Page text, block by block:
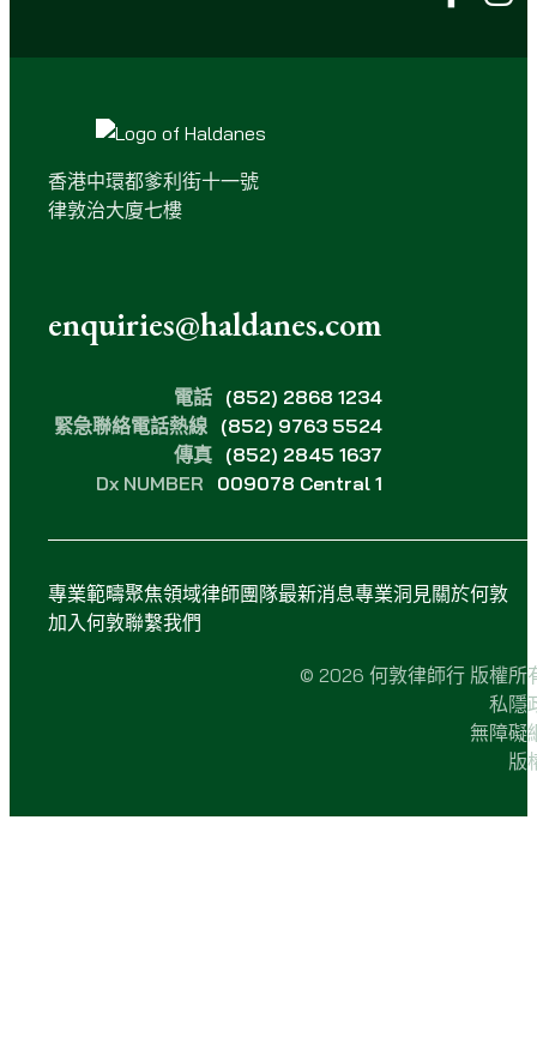
香港中環都爹利街十一號
律敦治大廈七樓
enquiries@haldanes.com
電話 (852) 2868 1234
緊急聯絡電話熱線 (852) 9763 5524
傳真 (852) 2845 1637
Dx NUMBER 009078 Central 1
專業範疇聚焦領域律師團隊最新消息專業洞見關於何敦
加入何敦聯繫我們
© 2026 何敦律師行 版權所
私隱
無障礙
版